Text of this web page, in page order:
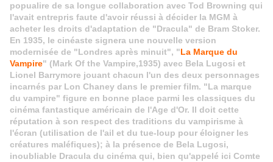
popualire de sa longue collaboration avec Tod Browning qui
l'avait entrepris faute d'avoir réussi à décider la MGM à
acheter les droits d'adaptation de "Dracula" de Bram Stoker.
En 1935, le cinéaste signera une nouvelle version
modernisée de "Londres après minuit", "La Marque du
Vampire" (Mark Of the Vampire,1935) avec Bela Lugosi et
Lionel Barrymore jouant chacun l'un des deux personnages
incarnés par Lon Chaney dans le premier film. "La marque
du vampire" figure en bonne place parmi les classiques du
cinéma fantastique américain de l'Age d'Or. Il doit cette
réputation à son respect des traditions du vampirisme à
l'écran (utilisation de l'ail et du tue-loup pour éloigner les
créatures maléfiques); à la présence de Bela Lugosi,
inoubliable Dracula du cinéma qui, bien qu'appelé ici Comte